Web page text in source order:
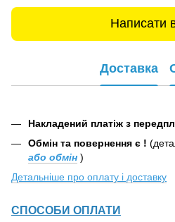
Написати
Доставка
Накладений платіж з
Обмін та повернення є !
або обмін )
Детальніше про оплату і доставку
СПОСОБИ ОПЛАТИ